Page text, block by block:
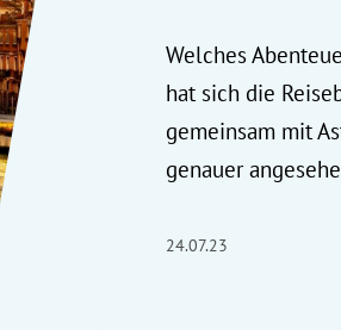
Welches
hat sich die
gemeinsam mit
genauer
24.07.23